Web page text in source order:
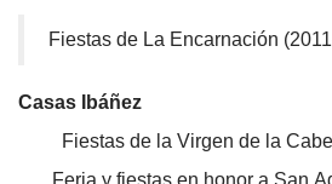
Fiestas de La Encarnación
Casas Ibáñez
Fiestas de la Virgen de la
Feria y fiestas en honor a San